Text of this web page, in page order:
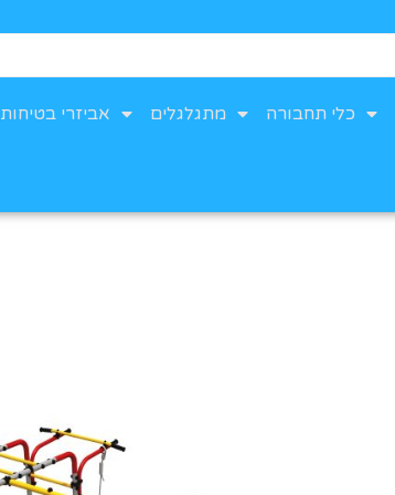
אביזרי בטיחות מתגלגלים כלי תחבורה